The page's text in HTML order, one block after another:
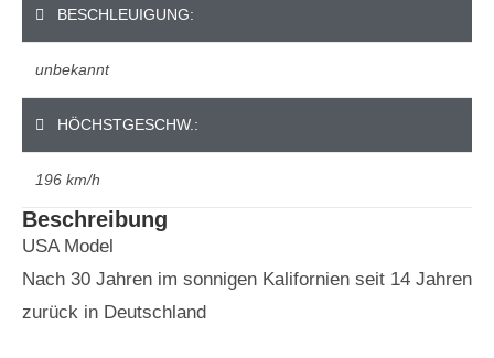
BESCHLEUIGUNG:
unbekannt
HÖCHSTGESCHW.:
196 km/h
Beschreibung
USA Model
Nach 30 Jahren im sonnigen Kalifornien seit 14 Jahren
zurück in Deutschland